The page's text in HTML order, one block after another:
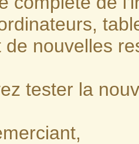
de nouvelles
tester la